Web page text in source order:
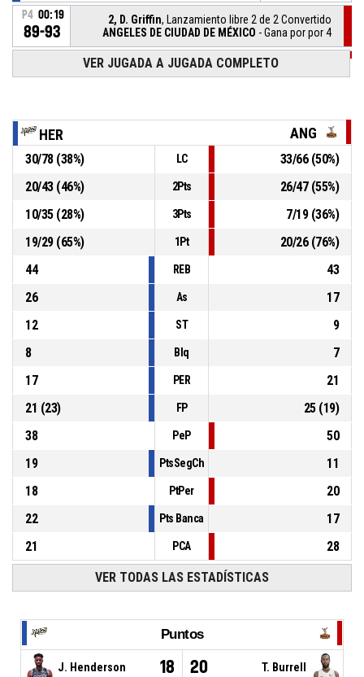
P4 00:19
89-93
2, D. Griffin, Lanzamiento libre 2 de 2 Convertido
ANGELES DE CIUDAD DE MÉXICO - Gana por por 4
2, D. Griffin, Lanzamiento libre 1 de 2 Fallado
2, D. Griffin, Falta recibida
10, D. Carey Jr P4 00:19
Tiempo muerto oficiales
VER JUGADA A JUGADA COMPLETO
HER ANG
30/78(38%) LC 33/66(50%)
20/43(46%) 2Pts 26/47(55%)
10/35(28%) 3Pts 7/19(36%)
19/29(65%) 1Pt 20/26(76%)
44
REB
43
26
As
17
12
ST
9
8
Blq
7
17
PER
21
21 (23) FP 25(19)
38
PeP
50
19
PtsSegCh
11
18
PtPer
20
22
Pts Banca
17
21
PCA 28
VER TODAS LAS ESTADÍSTICAS
Puntos
J. Henderson 18 20 T. Burrell